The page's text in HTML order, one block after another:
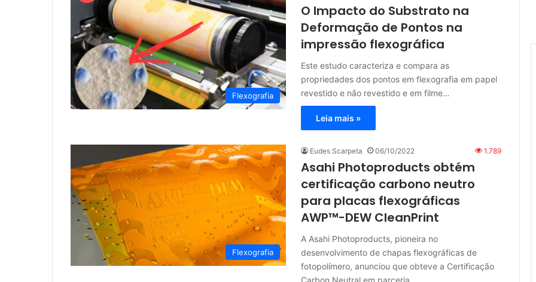
Flexografia
O Impacto do Substrato na
Deformação de Pontos na
impressão flexográfica
Este estudo caracteriza e compara as
propriedades dos pontos em flexografia em papel
revestido e não revestido e em filme…
Leia mais »
Flexografia
Eudes Scarpeta 06/10/2022 1.789
Asahi Photoproducts obtém
certificação carbono neutro
para placas flexográficas
AWP™-DEW CleanPrint
A Asahi Photoproducts, pioneira no
desenvolvimento de chapas flexográficas de
fotopolímero, anunciou que obteve a Certificação
Carbon Neutral em parceria…